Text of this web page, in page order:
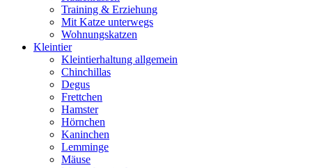
Training & Erziehung
Mit Katze unterwegs
Wohnungskatzen
Kleintier
Kleintierhaltung allgemein
Chinchillas
Degus
Frettchen
Hamster
Hörnchen
Kaninchen
Lemminge
Mäuse